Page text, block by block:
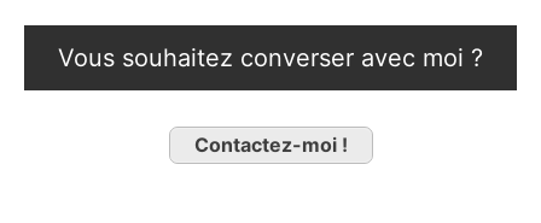
Vous souhaitez converser avec moi ?
Contactez-moi !